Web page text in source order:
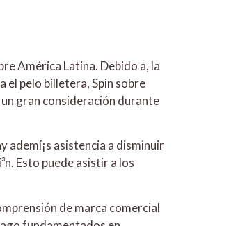
América Latina. Debido a, la
el pelo billetera, Spin sobre
gran consideración durante
ademí¡s asistencia a disminuir
Esto puede asistir a los
de marca comercial